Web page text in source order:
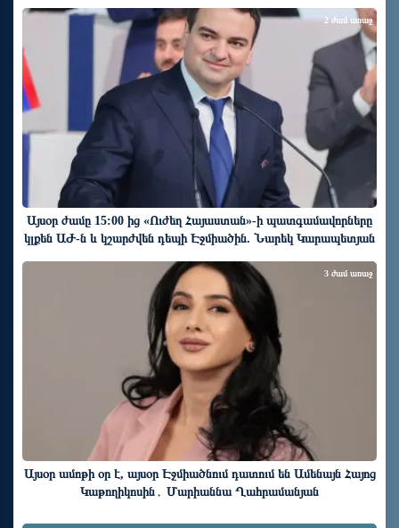
Այսօր ժամը 15:00 ից «Ուժեղ Հայաստան»-ի պատգամավորները
կլքեն ԱԺ-ն և կշարժվեն դեպի Էջմիածին. Նարեկ Կարապետյան
2 ժամ առաջ
Այսօր ամոթի օր է, այսօր Էջմիածնում դատում են Ամենայն Հայոց
Կաթողիկոսին․ Մարիաննա Ղահրամանյան
3 ժամ առաջ